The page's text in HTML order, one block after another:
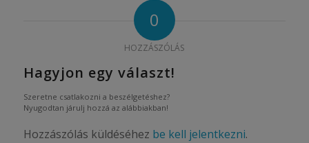
0
HOZZÁSZÓLÁS
Hagyjon egy választ!
Szeretne csatlakozni a beszélgetéshez?
Nyugodtan járulj hozzá az alábbiakban!
Hozzászólás küldéséhez be kell jelentkezni.